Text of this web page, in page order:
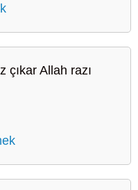
çıkar Allah razı